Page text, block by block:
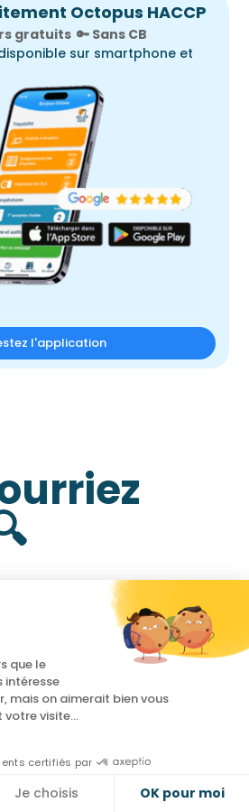
que le
intéresse
mais on aimerait bien vous
visite...
certifiés par
Je choisis OK pour moi
Octopus HACCP
gratuits 🔑 Sans CB
sur smartphone et
l'application